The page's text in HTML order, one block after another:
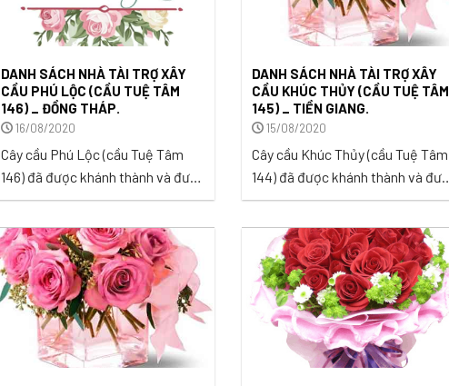
DANH SÁCH NHÀ TÀI TRỢ XÂY
CẦU PHÚ LỘC (CẦU TUỆ TÂM
146) _ ĐỒNG THÁP.
16/08/2020
Cây cầu Phú Lộc (cầu Tuệ Tâm
146) đã được khánh thành và đưa
vào sử dụng trong niềm hân
xã Bình Hàng Trung, huyện Cao
Lãnh, Đồng Tháp vào ngày
16/8/2020. ...
DANH SÁCH NHÀ TÀI TRỢ XÂY
CẦU KHÚC THỦY (CẦU TUỆ TÂM
145) _ TIỀN GIANG.
15/08/2020
Cây cầu Khúc Thủy (cầu Tuệ Tâm
144) đã được khánh thành và đưa
vào sử dụng trong niềm hân
Chánh, Xã Long Tiên, Huyện Cai
Lậy, Tỉnh Tiền Giang vào ngày
19/12/2020. ...